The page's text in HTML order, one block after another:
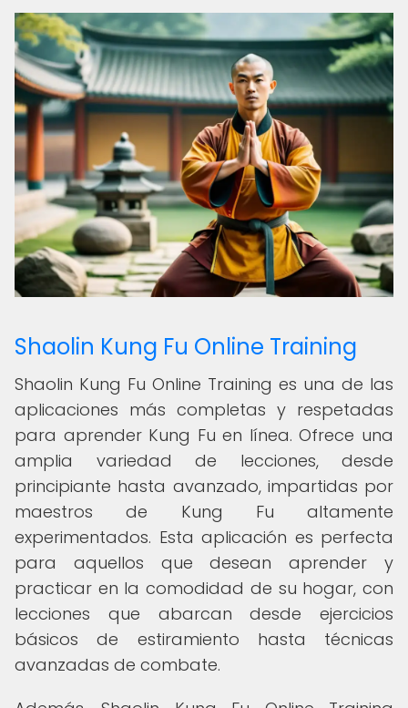
Shaolin Kung Fu Online Training
Shaolin Kung Fu Online Training es una de las
aplicaciones más completas y respetadas
para aprender Kung Fu en línea. Ofrece una
amplia variedad de lecciones, desde
principiante hasta avanzado, impartidas por
maestros de Kung Fu altamente
experimentados. Esta aplicación es perfecta
para aquellos que desean aprender y
practicar en la comodidad de su hogar, con
lecciones que abarcan desde ejercicios
básicos de estiramiento hasta técnicas
avanzadas de combate.